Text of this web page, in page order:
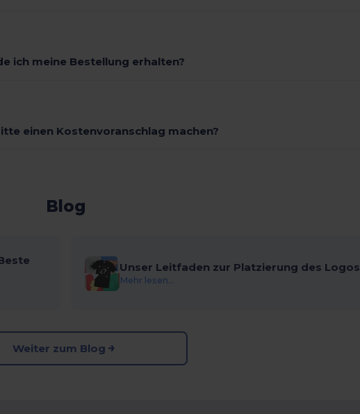
ich meine Bestellung erhalten?
einen Kostenvoranschlag machen?
Blog
Unser Leitfaden zur Platzierung des Logos
Mehr lesen...
Weiter zum Blog